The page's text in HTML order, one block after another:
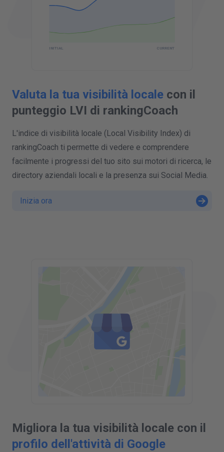
Valuta la tua visibilità locale con il
punteggio LVI di rankingCoach
L'indice di visibilità locale (Local Visibility Index) di
rankingCoach ti permette di vedere e comprendere
facilmente i progressi del tuo sito sui motori di ricerca, le
directory aziendali locali e la presenza sui Social Media.
Inizia ora
CURRENT
INITIAL
Migliora la tua visibilità locale con il
profilo dell'attività di Google